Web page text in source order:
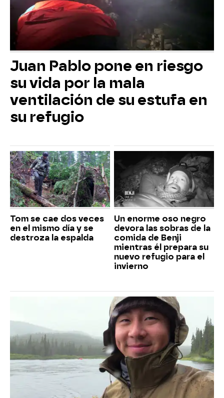
Juan Pablo pone en riesgo
su vida por la mala
ventilación de su estufa en
su refugio
Tom se cae dos veces
en el mismo día y se
destroza la espalda
Un enorme oso negro
devora las sobras de la
comida de Benji
mientras él prepara su
nuevo refugio para el
invierno